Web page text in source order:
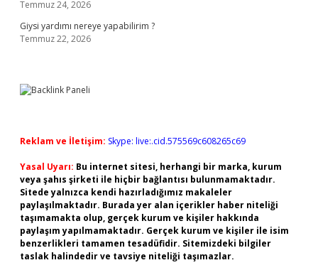
Temmuz 24, 2026
Giysi yardımı nereye yapabilirim ?
Temmuz 22, 2026
Reklam ve İletişim: Skype: live:.cid.575569c608265c69
Yasal Uyarı: Bu internet sitesi, herhangi bir marka, kurum
veya şahıs şirketi ile hiçbir bağlantısı bulunmamaktadır.
Sitede yalnızca kendi hazırladığımız makaleler
paylaşılmaktadır. Burada yer alan içerikler haber niteliği
taşımamakta olup, gerçek kurum ve kişiler hakkında
paylaşım yapılmamaktadır. Gerçek kurum ve kişiler ile isim
benzerlikleri tamamen tesadüfidir. Sitemizdeki bilgiler
taslak halindedir ve tavsiye niteliği taşımazlar.